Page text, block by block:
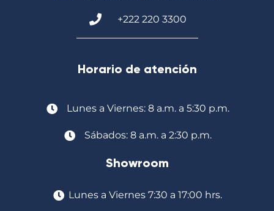
+222 220 3300
Horario de atención
Lunes a Viernes: 8 a.m. a 5:30 p.m.
Sábados: 8 a.m. a 2:30 p.m.
Showroom
Lunes a Viernes 7:30 a 17:00 hrs.